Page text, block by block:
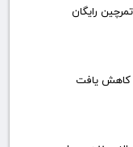
رایگان
کاهش یافت